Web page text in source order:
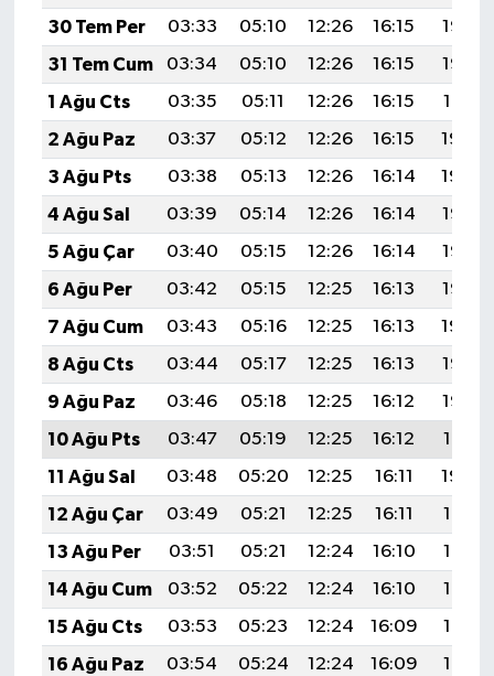
30 Tem Per
03:33 05:10 12:26 16:15
19:32
31 Tem Cum
03:34 05:10 12:26 16:15
19:32
1 Ağu Cts
03:35 05:11 12:26 16:15
19:31
2 Ağu Paz
03:37 05:12 12:26 16:15
19:30
3 Ağu Pts
03:38 05:13 12:26 16:14
19:29
4 Ağu Sal
03:39 05:14 12:26 16:14
19:28
5 Ağu Çar
03:40 05:15 12:26 16:14
19:27
6 Ağu Per
03:42 05:15 12:25 16:13
19:26
7 Ağu Cum
03:43 05:16 12:25 16:13
19:24
8 Ağu Cts
03:44 05:17 12:25 16:13
19:23
9 Ağu Paz
03:46 05:18 12:25 16:12
19:22
10 Ağu Pts
03:47 05:19 12:25 16:12
19:21
11 Ağu Sal
03:48 05:20 12:25 16:11
19:20
12 Ağu Çar
03:49 05:21 12:25 16:11
19:19
13 Ağu Per
03:51 05:21 12:24 16:10
19:18
14 Ağu Cum
03:52 05:22 12:24 16:10
19:16
15 Ağu Cts
03:53 05:23 12:24 16:09
19:15
16 Ağu Paz
03:54 05:24 12:24 16:09
19:14